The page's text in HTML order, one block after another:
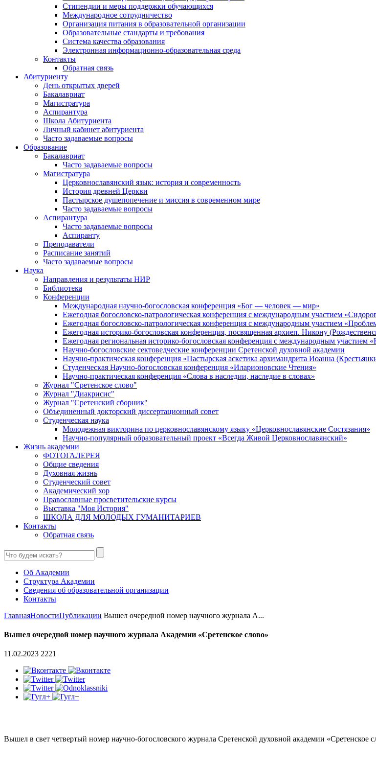
Стипендии и меры поддержки обучающихся
Международное сотрудничество
Организация питания в образовательной организации
Образовательные стандарты и требования
Система качества образования
Электронная информационно-образовательная среда
Контакты
Обратная связь
Абитуриенту
День открытых дверей
Бакалавриат
Магистратура
Аспирантура
Школа Абитуриента
Личный кабинет абитуриента
Часто задаваемые вопросы
Образование
Бакалавриат
Часто задаваемые вопросы
Магистратура
Церковнославянский язык: история и современность
История древней Церкви
Пастырское душепопечение и миссия в современном мире
Часто задаваемые вопросы
Аспирантура
Часто задаваемые вопросы
Аспиранту
Преподаватели
Расписание занятий
Часто задаваемые вопросы
Наука
Направления и результаты НИР
Библиотека
Конференции
Международная научно-богословская конференция «Бог — человек — мир»
Ежегодная богословско-патрологическая конференция с международным участием
Ежегодная богословско-патрологическая конференция с международным участием
Ежегодная историко-богословская конференция, посвященная архиеп. Никону
Ежегодная региональная историко-богословская конференция с международным
Научно-богословские сектоведческие конференции Сретенской духовной академии
Научно-практическая конференция «Пастырская аскетика архимандрита Иоанна
Студенческая Научно-богословская конференция «Иларионовские Чтения»
Научно-практическая конференция «Cлова в наследии, наследие в словах»
Журнал "Сретенское слово"
Журнал "Диакрисис"
Журнал "Сретенский сборник"
Объединенный докторский диссертационный совет
Студенческая наука
Молодежная викторина по церковнославянскому языку «Церковнославянские Состязания»
Научно-популярный образовательный проект «Всегда Живой Церковнославянский»
Жизнь академии
ФОТОГАЛЕРЕЯ
Общие сведения
Духовная жизнь
Студенческий совет
Академический хор
Православные просветительские курсы
Выставка "Моя История"
ШКОЛА ДЛЯ МОЛОДЫХ ГУМАНИТАРИЕВ
Контакты
Обратная связь
Об Академии
Структура Академии
Сведения об образовательной организации
Контакты
ГлавнаяНовостиПубликации Вышел очередной номер научного журнала А...
Вышел очередной номер научного журнала Академии «Сретенское слово»
11.02.2023 2221
Вышел в свет четвертый номер научно-богословского журнала Сретенской духовной академии «Сретенское